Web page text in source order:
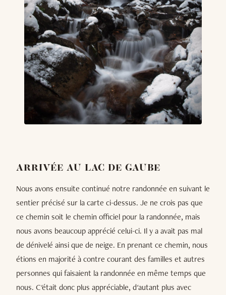
ARRIVÉE AU LAC DE GAUBE
Nous avons ensuite continué notre randonnée en suivant le
sentier précisé sur la carte ci-dessus. Je ne crois pas que
ce chemin soit le chemin officiel pour la randonnée, mais
nous avons beaucoup apprécié celui-ci. Il y a avait pas mal
de dénivelé ainsi que de neige. En prenant ce chemin, nous
étions en majorité à contre courant des familles et autres
personnes qui faisaient la randonnée en même temps que
nous. C'était donc plus appréciable, d'autant plus avec